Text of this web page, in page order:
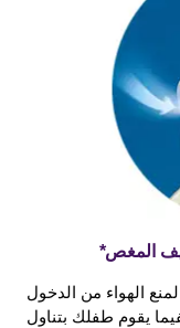
المغص*
الهواء من الدخول
يقوم طفلك بتناول